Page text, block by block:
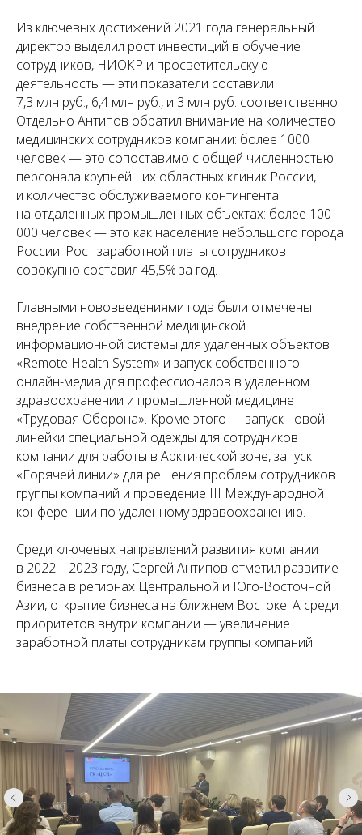
Из ключевых достижений 2021 года генеральный
директор выделил рост инвестиций в обучение
сотрудников, НИОКР и просветительскую
деятельность — эти показатели составили
7,3 млн руб., 6,4 млн руб., и 3 млн руб. соответственно.
Отдельно Антипов обратил внимание на количество
медицинских сотрудников компании: более 1000
человек — это сопоставимо с общей численностью
персонала крупнейших областных клиник России,
и количество обслуживаемого контингента
на отдаленных промышленных объектах: более 100
000 человек — это как население небольшого города
России. Рост заработной платы сотрудников
совокупно составил 45,5% за год.
Главными нововведениями года были отмечены
внедрение собственной медицинской
информационной системы для удаленных объектов
«Remote Health System» и запуск собственного
онлайн-медиа для профессионалов в удаленном
здравоохранении и промышленной медицине
«Трудовая Оборона». Кроме этого — запуск новой
линейки специальной одежды для сотрудников
компании для работы в Арктической зоне, запуск
«Горячей линии» для решения проблем сотрудников
группы компаний и проведение III Международной
конференции по удаленному здравоохранению.
Среди ключевых направлений развития компании
в 2022—2023 году, Сергей Антипов отметил развитие
бизнеса в регионах Центральной и Юго-Восточной
Азии, открытие бизнеса на ближнем Востоке. А среди
приоритетов внутри компании — увеличение
заработной платы сотрудникам группы компаний.